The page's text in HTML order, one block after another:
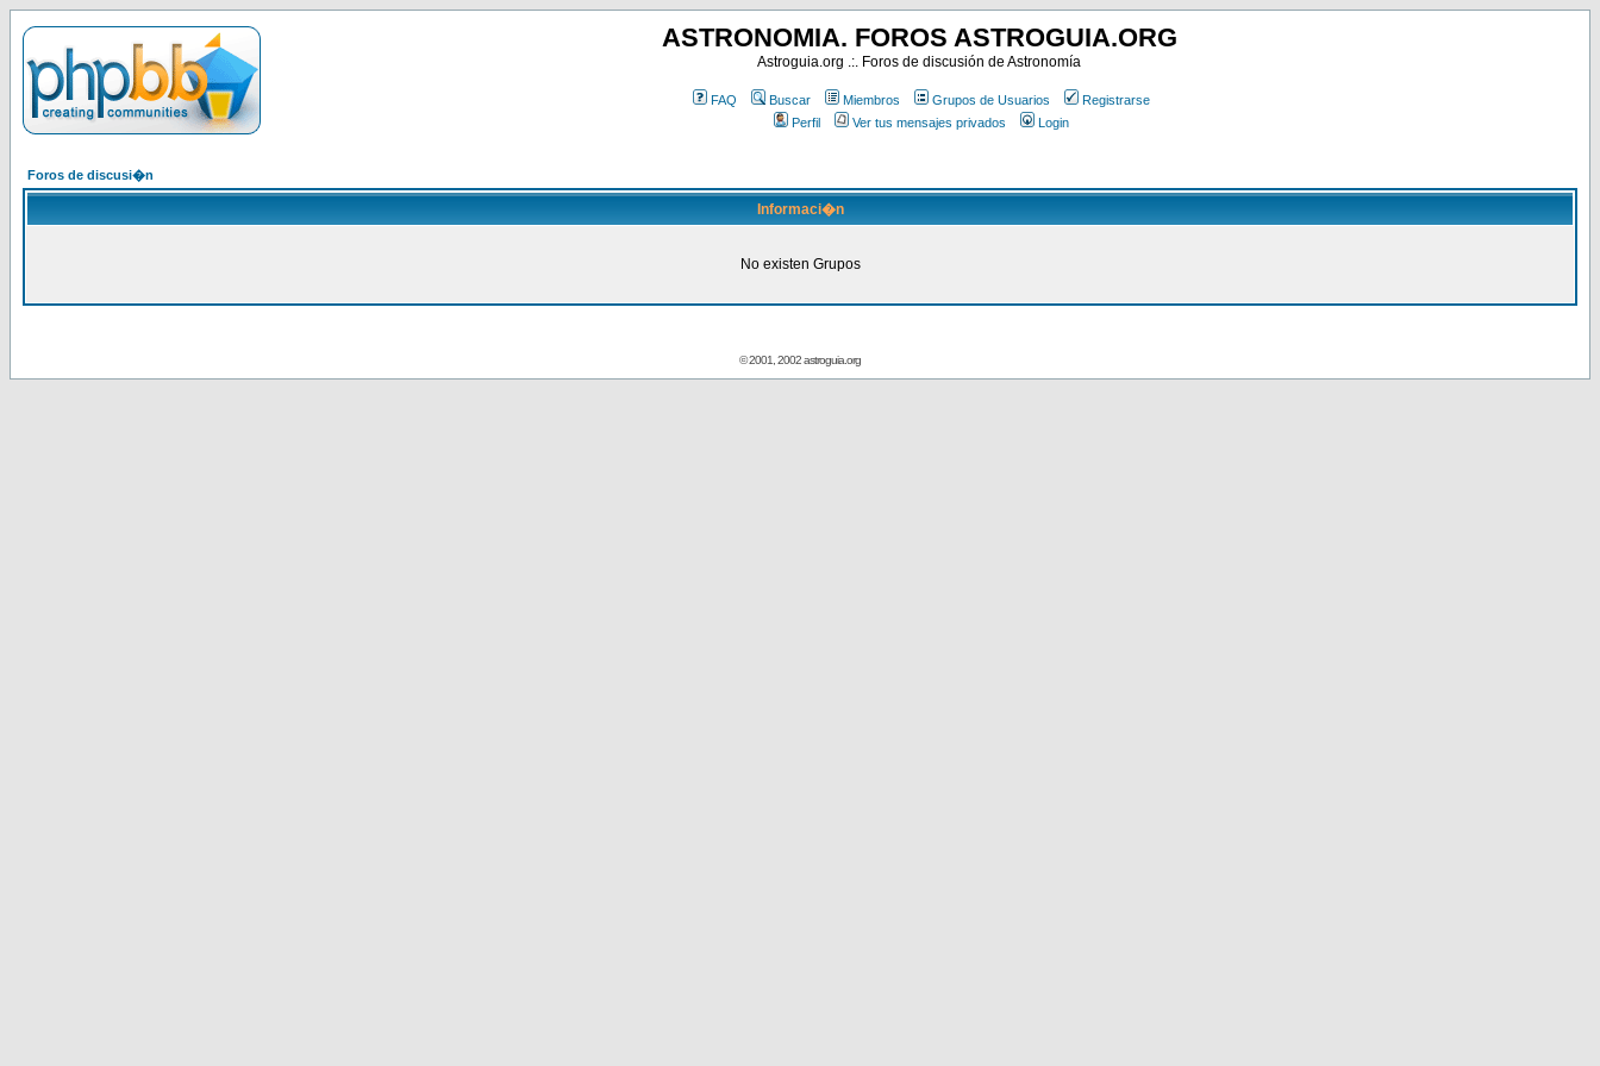
ASTRONOMIA. FOROS ASTROGUIA.ORG
Astroguia.org .:. Foros de discusión de Astronomía
FAQ Buscar Miembros Grupos de Usuarios
Registrarse
Perfil
Ver tus mensajes privados Login
Foros de discusi�n
Informaci�n
No existen Grupos
© 2001, 2002 astroguia.org